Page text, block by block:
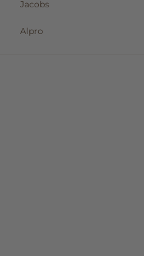
Jacobs
Alpro